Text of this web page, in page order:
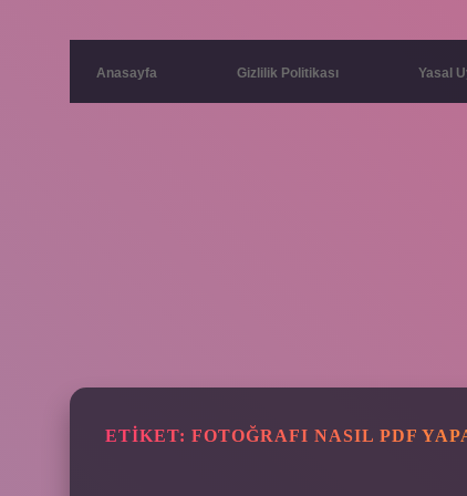
Anasayfa Gizlilik Politikası Yasal
ETIKET: FOTOĞRAFI NASIL PDF